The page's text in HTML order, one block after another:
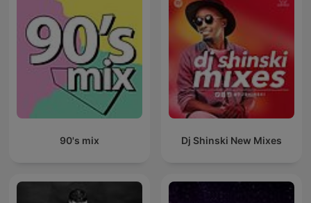
90's mix Dj Shinski New Mixes